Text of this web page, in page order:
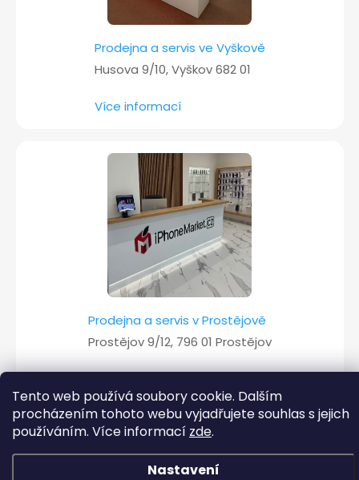
Tento web používá soubory cookie. Dalším
procházením tohoto webu vyjadřujete souhlas s jejich
používáním. Více informací zde.
Nastavení
Prodejna a servis ve Vyškově
Husova 9/10, Vyškov 682 01
Více informací
Prodejna a servis v Prostějově
Prostějov 9/12, 796 01 Prostějov